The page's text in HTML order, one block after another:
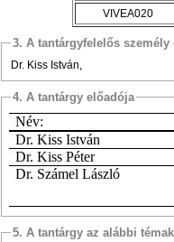
VIVEA020
3. A tantárgyfelelős személy
Dr. Kiss István,
4. A tantárgy előadója
Név:
Dr. Kiss István
Dr. Kiss Péter
Dr. Számel László
5. A tantárgy az alábbi